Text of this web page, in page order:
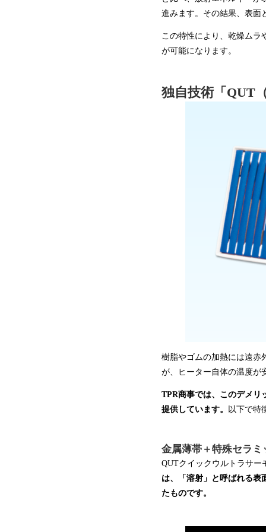
進みます。その結果、表面
この特性により、乾燥ムラ
が可能になります。
独自技術「QUT
樹脂やゴムの加熱には遠赤
が、ヒーター自体の温度が
TPR商事では、このデメリ
提供しています。 以下で特
金属薄帯＋特殊セラ
QUTクイックウルトラサー
は、「溶射」と呼ばれる表
たものです。